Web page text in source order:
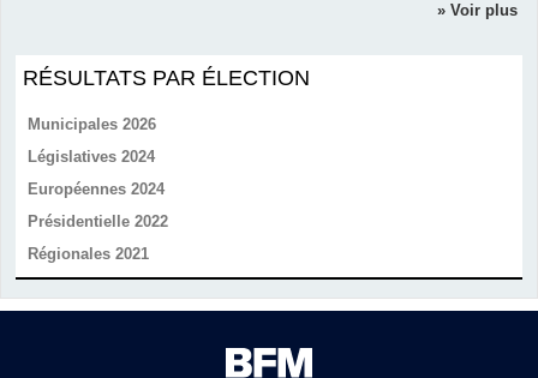
» Voir plus
RÉSULTATS PAR ÉLECTION
Municipales 2026
Législatives 2024
Européennes 2024
Présidentielle 2022
Régionales 2021